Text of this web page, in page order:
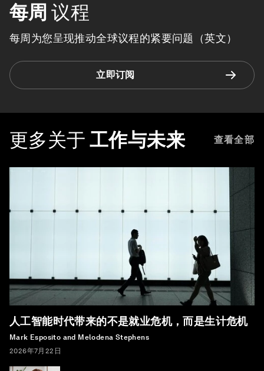
每周 议程
每周为您呈现推动全球议程的紧要问题（英文）
立即订阅
更多关于 工作与未来 查看全部
人工智能时代带来的不是就业危机，而是生计危机
Mark Esposito and Melodena Stephens
2026年7月22日